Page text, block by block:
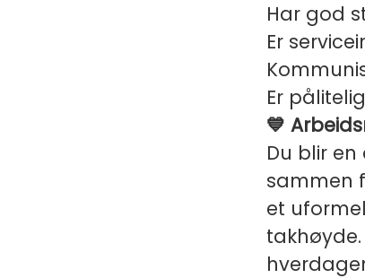
Har god
Er
Er
💙
Du blir
sammen
et